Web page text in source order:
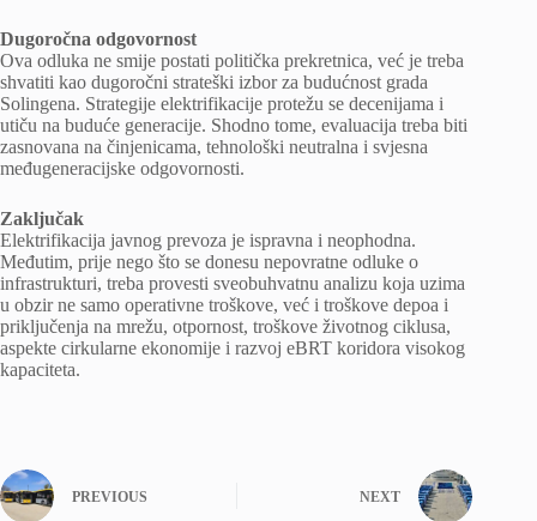
Dugoročna odgovornost
Ova odluka ne smije postati politička prekretnica, već je treba
shvatiti kao dugoročni strateški izbor za budućnost grada
Solingena. Strategije elektrifikacije protežu se decenijama i
utiču na buduće generacije. Shodno tome, evaluacija treba biti
zasnovana na činjenicama, tehnološki neutralna i svjesna
međugeneracijske odgovornosti.
Zaključak
Elektrifikacija javnog prevoza je ispravna i neophodna.
Međutim, prije nego što se donesu nepovratne odluke o
infrastrukturi, treba provesti sveobuhvatnu analizu koja uzima
u obzir ne samo operativne troškove, već i troškove depoa i
priključenja na mrežu, otpornost, troškove životnog ciklusa,
aspekte cirkularne ekonomije i razvoj eBRT koridora visokog
kapaciteta.
PREVIOUS NEXT